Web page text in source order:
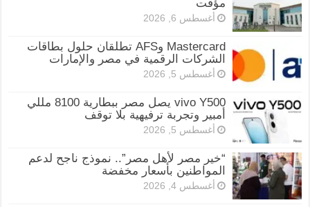
مؤقت
أغسطس 6, 2026
Mastercard وAFS تطلقان حلول بطاقات
الشركات الرقمية في مصر والإمارات
أغسطس 5, 2026
vivo Y500 يصل مصر ببطارية 8100 مللي
أمبير وتجربة ترفيهية بلا توقف
أغسطس 5, 2026
“خير مصر لأهل مصر”.. نموذج ناجح لدعم
المواطنين بأسعار مخفضة
أغسطس 4, 2026